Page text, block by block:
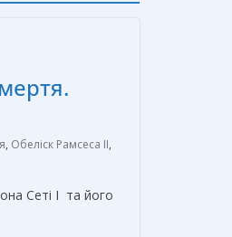
, Обеліск Рамсеса II,
Сеті I та його